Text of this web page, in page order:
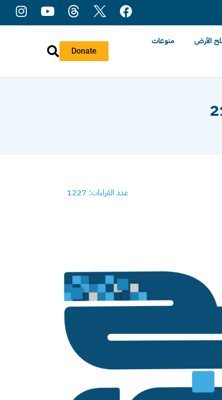
Donate
الأرض
منوعات
عدد القراءات: 1227